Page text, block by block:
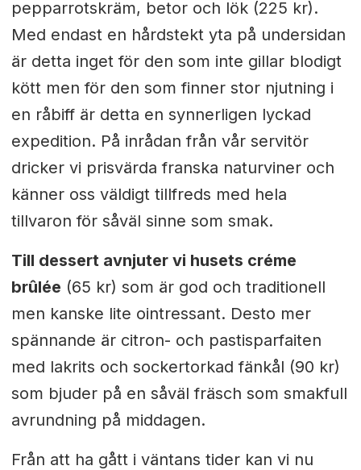
pepparrotskräm, betor och lök (225 kr).
Med endast en hårdstekt yta på undersidan
är detta inget för den som inte gillar blodigt
kött men för den som finner stor njutning i
en råbiff är detta en synnerligen lyckad
expedition. På inrådan från vår servitör
dricker vi prisvärda franska naturviner och
känner oss väldigt tillfreds med hela
tillvaron för såväl sinne som smak.
Till dessert avnjuter vi husets créme
brûlée (65 kr) som är god och traditionell
men kanske lite ointressant. Desto mer
spännande är citron- och pastisparfaiten
med lakrits och sockertorkad fänkål (90 kr)
som bjuder på en såväl fräsch som smakfull
avrundning på middagen.
Från att ha gått i väntans tider kan vi nu